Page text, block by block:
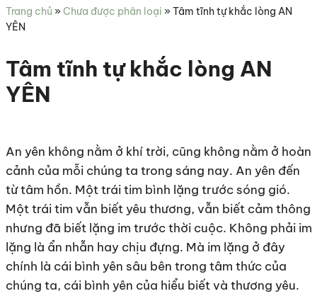
sức
khỏe
Trang chủ »Chưa được phân loại »Tâm tĩnh tự khắc lòng AN
YÊN
Tâm tĩnh tự khắc lòng AN
YÊN
An yên không nằm ở khí trời, cũng không nằm ở hoàn
cảnh của mỗi chúng ta trong sáng nay. An yên đến
từ tâm hồn. Một trái tim bình lặng trước sóng gió.
Một trái tim vẫn biết yêu thương, vẫn biết cảm thông
nhưng đã biết lặng im trước thời cuộc. Không phải im
lặng là ẩn nhẫn hay chịu đựng. Mà im lặng ở đây
chính là cái bình yên sâu bên trong tâm thức của
chúng ta, cái bình yên của hiểu biết và thương yêu.